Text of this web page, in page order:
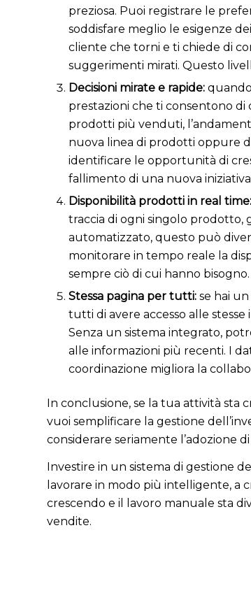
preziosa. Puoi registrare le
soddisfare meglio le esigenze
cliente che torni e ti chiede di
suggerimenti mirati. Questo
Decisioni mirate e rapide:
prestazioni che ti consentono di
prodotti più venduti,
nuova linea di prodotti oppure
identificare le opportunità di
fallimento di una nuova
Disponibilità prodotti in real time:
traccia di ogni singolo prodotto,
automatizzato, questo può
monitorare in tempo reale la
sempre ciò di cui hanno
Stessa pagina per tutti: se hai
tutti di avere accesso alle
Senza un sistema integrato,
alle informazioni più recenti. I
coordinazione migliora la
In conclusione, se la tua attività sta
vuoi semplificare la gestione
considerare seriamente l’adozione
Investire in un sistema di gestione
lavorare in modo più intelligente, a
crescendo e il lavoro manuale sta
vendite.